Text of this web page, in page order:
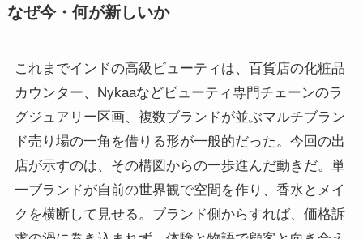
なぜ今・何が新しいか
これまでインドの高級ビューティは、百貨店の化粧品
カウンター、Nykaaなどビューティ専門チェーンのラ
グジュアリー区画、複数ブランドが並ぶマルチブラン
ド売り場の一角を借りる形が一般的だった。今回の出
店が示すのは、その構図からの一歩進んだ動きだ。単
一ブランドが自前の世界観で空間を作り、香水とメイ
クを横断して見せる。ブランド側からすれば、価格訴